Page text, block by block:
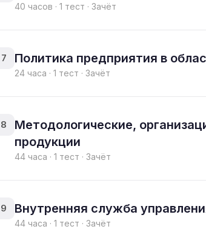
40 часов · 1 тест · Зачёт
7 Политика предприятия в
24 часа · 1 тест · Зачёт
8
Методологические,
продукции
44 часа · 1 тест · Зачёт
9 Внутренняя служба
44 часа · 1 тест · Зачёт